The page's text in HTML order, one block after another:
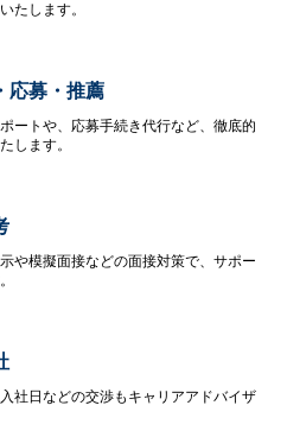
たします。
応募・推薦
ートや、応募手続き代行など、徹底的
します。
や模擬面接などの面接対策で、サポー
社日などの交渉もキャリアアドバイザ